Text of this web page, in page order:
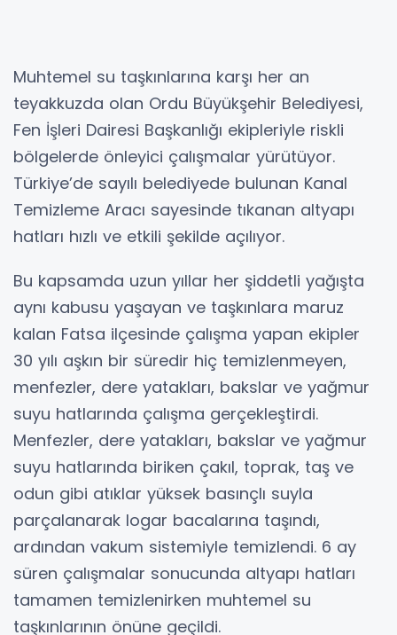
Muhtemel su taşkınlarına karşı her an
teyakkuzda olan Ordu Büyükşehir Belediyesi,
Fen İşleri Dairesi Başkanlığı ekipleriyle riskli
bölgelerde önleyici çalışmalar yürütüyor.
Türkiye’de sayılı belediyede bulunan Kanal
Temizleme Aracı sayesinde tıkanan altyapı
hatları hızlı ve etkili şekilde açılıyor.
Bu kapsamda uzun yıllar her şiddetli yağışta
aynı kabusu yaşayan ve taşkınlara maruz
kalan Fatsa ilçesinde çalışma yapan ekipler
30 yılı aşkın bir süredir hiç temizlenmeyen,
menfezler, dere yatakları, bakslar ve yağmur
suyu hatlarında çalışma gerçekleştirdi.
Menfezler, dere yatakları, bakslar ve yağmur
suyu hatlarında biriken çakıl, toprak, taş ve
odun gibi atıklar yüksek basınçlı suyla
parçalanarak logar bacalarına taşındı,
ardından vakum sistemiyle temizlendi. 6 ay
süren çalışmalar sonucunda altyapı hatları
tamamen temizlenirken muhtemel su
taşkınlarının önüne geçildi.